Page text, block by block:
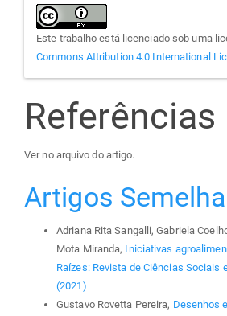
Este trabalho está licenciado sob uma
Commons Attribution 4.0 International
Referências
Ver no arquivo do artigo.
Artigos
Adriana Rita Sangalli, Gabriela
Mota Miranda, Iniciativas
Raízes: Revista de Ciências Sociais
(2021)
Gustavo Rovetta Pereira, Desenhos